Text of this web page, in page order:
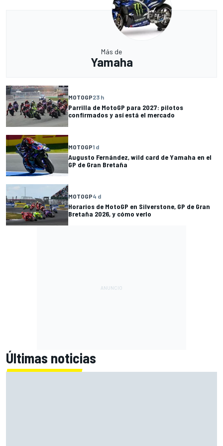
Más de
Yamaha
MOTOGP23 h
Parrilla de MotoGP para 2027: pilotos
confirmados y así está el mercado
MOTOGP1 d
Augusto Fernández, wild card de Yamaha en el
GP de Gran Bretaña
MOTOGP4 d
Horarios de MotoGP en Silverstone, GP de Gran
Bretaña 2026, y cómo verlo
Últimas noticias